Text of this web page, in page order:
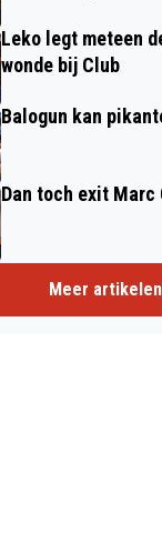
Leko legt meteen
wonde bij Club
Balogun kan
Dan toch exit Marc
Meer artikelen